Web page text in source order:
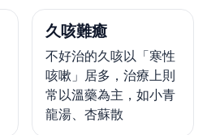
久咳難癒
不好治的久咳以「寒性
咳嗽」居多，治療上則
常以溫藥為主，如小青
龍湯、杏蘇散